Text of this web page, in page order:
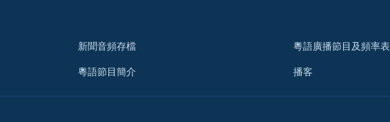
新聞音頻存檔
粵語節目簡介
粵語廣播節目及頻率表
播客